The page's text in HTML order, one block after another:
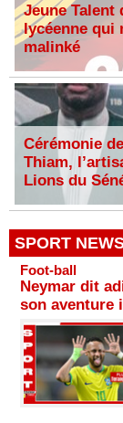
Jeune Talent
lycéenne qui
malinké
Cérémonie
Thiam,
Lions du
SPORT
Foot-ball
Neymar dit
son aventure